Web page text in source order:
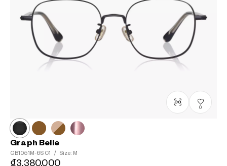
0
Graph Belle
GB1051M-6S C1 / Size: M
₫3.380.000